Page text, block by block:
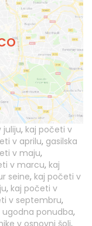
juliju, kaj početi v
v aprilu, gasilska
v maju,
v marcu, kaj
seine, kaj početi v
, kaj početi v
v septembru,
ugodna ponudba,